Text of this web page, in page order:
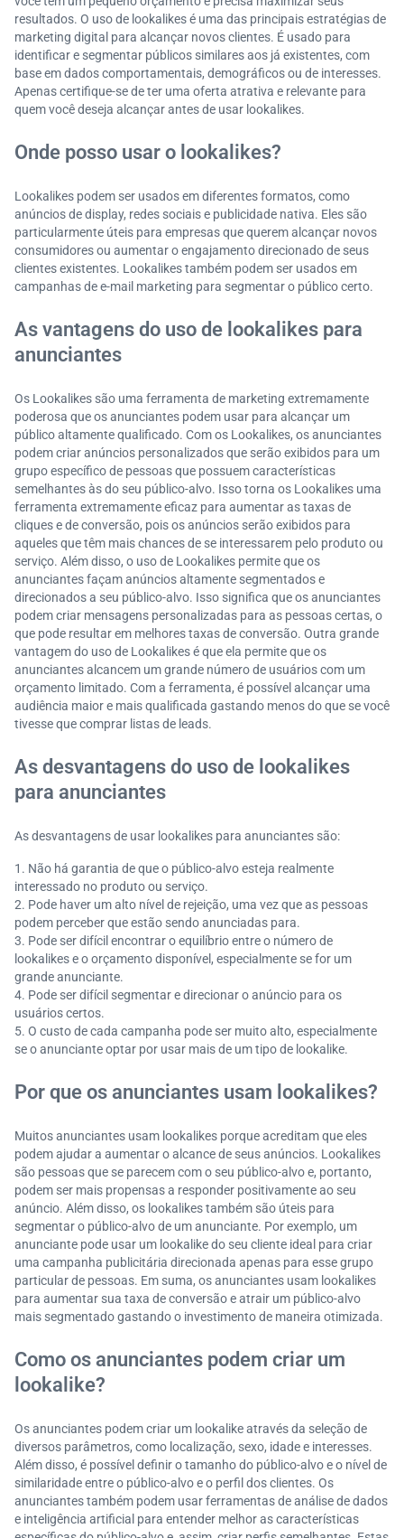
resultados. O uso de lookalikes é uma das principais estratégias de
marketing digital para alcançar novos clientes. É usado para
identificar e segmentar públicos similares aos já existentes, com
base em dados comportamentais, demográficos ou de interesses.
Apenas certifique-se de ter uma oferta atrativa e relevante para
quem você deseja alcançar antes de usar lookalikes.
Onde posso usar o lookalikes?
Lookalikes podem ser usados em diferentes formatos, como
anúncios de display, redes sociais e publicidade nativa. Eles são
particularmente úteis para empresas que querem alcançar novos
consumidores ou aumentar o engajamento direcionado de seus
clientes existentes. Lookalikes também podem ser usados em
campanhas de e-mail marketing para segmentar o público certo.
As vantagens do uso de lookalikes para
anunciantes
Os Lookalikes são uma ferramenta de marketing extremamente
poderosa que os anunciantes podem usar para alcançar um
público altamente qualificado. Com os Lookalikes, os anunciantes
podem criar anúncios personalizados que serão exibidos para um
grupo específico de pessoas que possuem características
semelhantes às do seu público-alvo. Isso torna os Lookalikes uma
ferramenta extremamente eficaz para aumentar as taxas de
cliques e de conversão, pois os anúncios serão exibidos para
aqueles que têm mais chances de se interessarem pelo produto ou
serviço. Além disso, o uso de Lookalikes permite que os
anunciantes façam anúncios altamente segmentados e
direcionados a seu público-alvo. Isso significa que os anunciantes
podem criar mensagens personalizadas para as pessoas certas, o
que pode resultar em melhores taxas de conversão. Outra grande
vantagem do uso de Lookalikes é que ela permite que os
anunciantes alcancem um grande número de usuários com um
orçamento limitado. Com a ferramenta, é possível alcançar uma
audiência maior e mais qualificada gastando menos do que se você
tivesse que comprar listas de leads.
As desvantagens do uso de lookalikes
para anunciantes
As desvantagens de usar lookalikes para anunciantes são:
Não há garantia de que o público-alvo esteja realmente
interessado no produto ou serviço.
Pode haver um alto nível de rejeição, uma vez que as pessoas
podem perceber que estão sendo anunciadas para.
Pode ser difícil encontrar o equilíbrio entre o número de
lookalikes e o orçamento disponível, especialmente se for um
grande anunciante.
Pode ser difícil segmentar e direcionar o anúncio para os
usuários certos.
O custo de cada campanha pode ser muito alto, especialmente
se o anunciante optar por usar mais de um tipo de lookalike.
Por que os anunciantes usam lookalikes?
Muitos anunciantes usam lookalikes porque acreditam que eles
podem ajudar a aumentar o alcance de seus anúncios. Lookalikes
são pessoas que se parecem com o seu público-alvo e, portanto,
podem ser mais propensas a responder positivamente ao seu
anúncio. Além disso, os lookalikes também são úteis para
segmentar o público-alvo de um anunciante. Por exemplo, um
anunciante pode usar um lookalike do seu cliente ideal para criar
uma campanha publicitária direcionada apenas para esse grupo
particular de pessoas. Em suma, os anunciantes usam lookalikes
para aumentar sua taxa de conversão e atrair um público-alvo
mais segmentado gastando o investimento de maneira otimizada.
Como os anunciantes podem criar um
lookalike?
Os anunciantes podem criar um lookalike através da seleção de
diversos parâmetros, como localização, sexo, idade e interesses.
Além disso, é possível definir o tamanho do público-alvo e o nível de
similaridade entre o público-alvo e o perfil dos clientes. Os
anunciantes também podem usar ferramentas de análise de dados
e inteligência artificial para entender melhor as características